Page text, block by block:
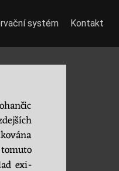
omuto
exi-
systém Kontakt